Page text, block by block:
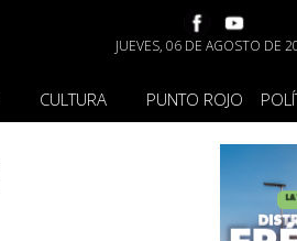
JUEVES, 06 DE AGOSTO DE
CULTURA PUNTO ROJO